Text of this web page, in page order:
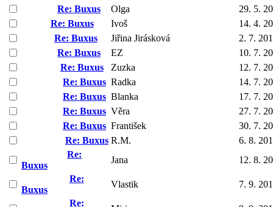
Re: Buxus
Olga
29. 5.
Re: Buxus
Ivoš
14. 4.
Re: Buxus
Jiřina Jirásková
2. 7.
Re: Buxus
EZ
10. 7.
Re: Buxus
Zuzka
12. 7.
Re: Buxus Radka
14. 7.
Re: Buxus Blanka
17. 7.
Re: Buxus Věra
27. 7.
Re: Buxus František
30. 7.
Re: Buxus R.M.
6. 8.
Re:
Buxus
Jana
12. 8.
Re:
Buxus
Vlastik
7. 9.
Re: